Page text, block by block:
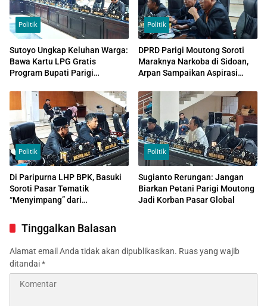
Politik
Sutoyo Ungkap Keluhan Warga:
Bawa Kartu LPG Gratis
Program Bupati Parigi
Bayar
Politik
DPRD Parigi Moutong Soroti
Maraknya Narkoba di Sidoan,
Arpan Sampaikan Aspirasi
Politik
Di Paripurna LHP BPK, Basuki
Soroti Pasar Tematik
“Menyimpang” dari
Politik
Sugianto Rerungan: Jangan
Biarkan Petani Parigi Moutong
Jadi Korban Pasar Global
Tinggalkan Balasan
Alamat email Anda tidak akan dipublikasikan. Ruas yang wajib
ditandai*